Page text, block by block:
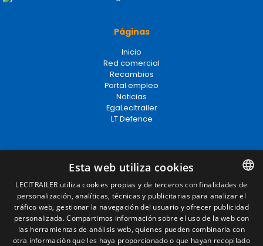
Páginas
Inicio
Red comercial
Recambios
Portal empleo
Noticias
EgaLecitrailer
LT Defence
Política de privacidad
Política de cookies
Condiciones generales de venta
Gestionar cookies
SPANISH
ENGLISH
FRENCH
Esta web utiliza cookies
LECITRAILER utiliza cookies propias y de terceros con finalidades de
personalización, analíticas, técnicas y publicitarias para analizar el
tráfico web, gestionar la navegación del usuario y ofrecer publicidad
personalizada. Compartimos información sobre el uso de la web con
las herramientas de análisis web, quienes pueden combinarla con
otra información que les haya proporcionado o que hayan recopilado